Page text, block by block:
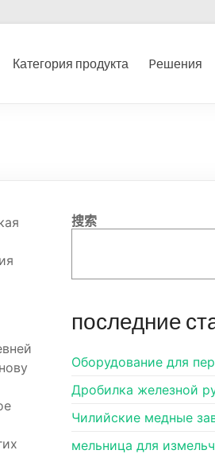
угля,
Категория продукта Pешения
搜索
последние
Оборудование для
Дробилка железной
Чилийские медные
мельница для